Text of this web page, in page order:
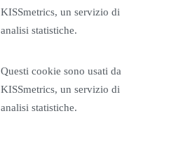
KISSmetrics, un servizio di
analisi statistiche.
Questi cookie sono usati da
KISSmetrics, un servizio di
analisi statistiche.